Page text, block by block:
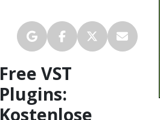
Free VST
Plugins:
Kostenlose